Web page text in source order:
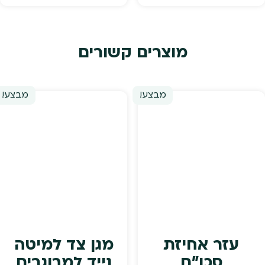
מוצרים קשורים
מבצע!
עזר אחיזת
מבצע!
מגן צד למיטה